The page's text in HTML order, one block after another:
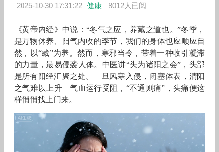
2025-10-30 17:31:22 健康 8012人已阅
《黄帝内经》中说：“冬气之应，养藏之道也。”冬季，
是万物休养、阳气内收的季节，我们的身体也应顺应自
然，以“藏”为养。然而，寒邪当令，带着一种收引凝滞
的力量，最易侵袭人体。中医讲“头为诸阳之会”，头部
是所有阳经汇聚之处。一旦风寒入侵，闭塞体表，清阳
之气难以上升，气血运行受阻，“不通则痛”，头痛便这
样悄悄找上门来。